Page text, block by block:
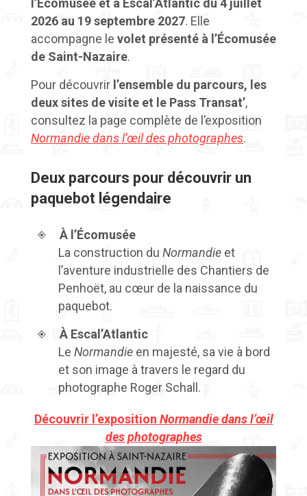
l’Écomusée et à Escal’Atlantic du 4 juillet
2026 au 19 septembre 2027. Elle
accompagne le volet présenté à l’Écomusée
de Saint-Nazaire.
Pour découvrir l’ensemble du parcours, les
deux sites de visite et le Pass Transat’,
consultez la page complète de l’exposition
Normandie dans l’œil des photographes.
Deux parcours pour découvrir un
paquebot légendaire
À l’Écomusée
La construction du Normandie et
l’aventure industrielle des Chantiers de
Penhoët, au cœur de la naissance du
paquebot.
À Escal’Atlantic
Le Normandie en majesté, sa vie à bord
et son image à travers le regard du
photographe Roger Schall.
Découvrir l’exposition Normandie dans l’œil
des photographes